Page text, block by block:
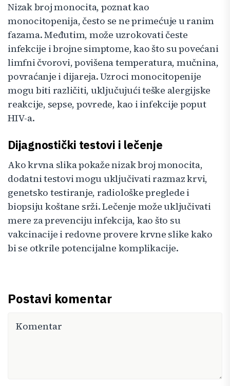
Nizak broj monocita, poznat kao
monocitopenija, često se ne primećuje u ranim
fazama. Međutim, može uzrokovati česte
infekcije i brojne simptome, kao što su povećani
limfni čvorovi, povišena temperatura, mučnina,
povraćanje i dijareja. Uzroci monocitopenije
mogu biti različiti, uključujući teške alergijske
reakcije, sepse, povrede, kao i infekcije poput
HIV-a.
Dijagnostički testovi i lečenje
Ako krvna slika pokaže nizak broj monocita,
dodatni testovi mogu uključivati razmaz krvi,
genetsko testiranje, radiološke preglede i
biopsiju koštane srži. Lečenje može uključivati
mere za prevenciju infekcija, kao što su
vakcinacije i redovne provere krvne slike kako
bi se otkrile potencijalne komplikacije.
Postavi komentar